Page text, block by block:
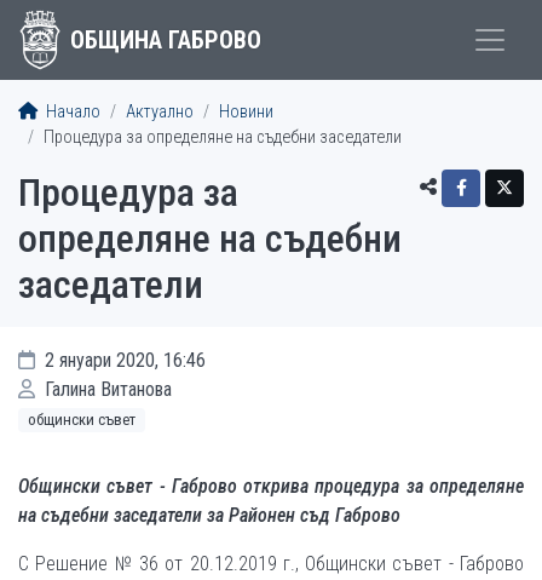
ОБЩИНА ГАБРОВО
Начало Актуално
Новини
Процедура за определяне на съдебни заседатели
Процедура за
определяне на съдебни
заседатели
2 януари 2020, 16:46
Галина Витанова
общински съвет
Общински съвет - Габрово открива процедура за определяне
на съдебни заседатели за Районен съд Габрово
С Решение № 36 от 20.12.2019 г., Общински съвет - Габрово